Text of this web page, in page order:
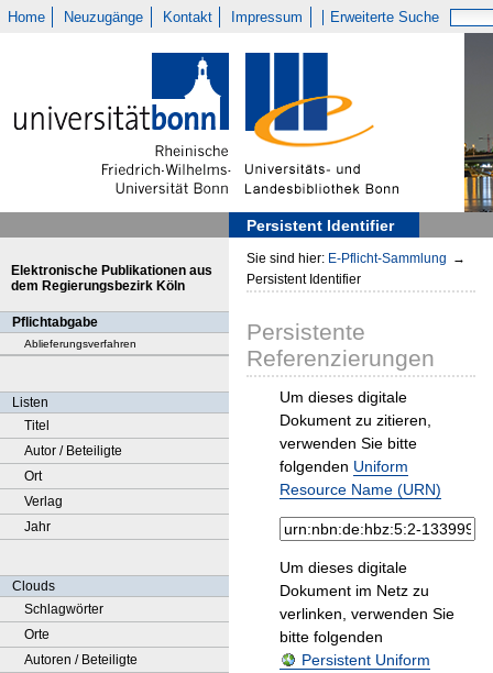
Home Neuzugänge Kontakt Impressum Erweiterte Suche
Persistent Identifier
Elektronische Publikationen aus
dem Regierungsbezirk Köln
Pflichtabgabe
Ablieferungsverfahren
Listen
Titel
Autor / Beteiligte
Ort
Verlag
Jahr
Clouds
Schlagwörter
Orte
Autoren / Beteiligte
Sie sind hier: E-Pflicht-Sammlung →
Persistent Identifier
Persistente
Referenzierungen
Um dieses digitale
Dokument zu zitieren,
verwenden Sie bitte
folgenden Uniform
Resource Name (URN)
Um dieses digitale
Dokument im Netz zu
verlinken, verwenden Sie
bitte folgenden
Persistent Uniform